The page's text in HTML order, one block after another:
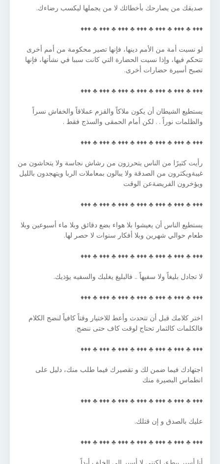
صديقك من يصارحك بأخطائك لا من يجملها ليكسب رضاءك.
♦♦♦ ♣ ♦♦♦ ♣ ♦♦♦ ♣ ♦♦♦ ♣ ♦♦♦ ♣ ♦♦♦ ♣ ♦♦♦
لو نسيت أمة من الأمم دينها، فإنها تصير محكومة من أمم أخرى
تتحكم فيها، وإذا نسيت الحضارة التي كانت سببا في نشأتها، فإنها
تصبح أسيرة حضارات أخرى.
♦♦♦ ♣ ♦♦♦ ♣ ♦♦♦ ♣ ♦♦♦ ♣ ♦♦♦ ♣ ♦♦♦ ♣ ♦♦♦
يستطيع الشيطان أن يكون ملاكاً والقزم عملاقاً والخفاش نسراً
والظلمات نوراً . . لكن أمام الحمقى والسذج فقط .
♦♦♦ ♣ ♦♦♦ ♣ ♦♦♦ ♣ ♦♦♦ ♣ ♦♦♦ ♣ ♦♦♦ ♣ ♦♦♦
رأيت كثيرًا من الناس يتحرزون من رشاش نجاسة ولا يتحاشون من
غيبةويكثرون من الصدقة ولا يبالون بمعاملات الربا ويتهجدون بالليل
ويؤخرون الفريضةعن الوقت
♦♦♦ ♣ ♦♦♦ ♣ ♦♦♦ ♣ ♦♦♦ ♣ ♦♦♦ ♣ ♦♦♦ ♣ ♦♦♦
يستطيع الناس أن يعيشوا بلا هواء بضع دقائق وبلا ماء أسبوعين وبلا
طعام حوالي شهرين وبلا أفكار سنوات لا حصر لها.
♦♦♦ ♣ ♦♦♦ ♣ ♦♦♦ ♣ ♦♦♦ ♣ ♦♦♦ ♣ ♦♦♦ ♣ ♦♦♦
لا تجادل بليغاً ولا سفيهاً .. فالبليغ يغلبك والسفيه يؤذيك.
♦♦♦ ♣ ♦♦♦ ♣ ♦♦♦ ♣ ♦♦♦ ♣ ♦♦♦ ♣ ♦♦♦ ♣ ♦♦♦
اختر كلامك قبل أن تتحدث وأعط للاختيار وقتاً كافياً لنضج الكلام
فالكلمات كالثمار تحتاج لوقت كاف حتى ننضج.
♦♦♦ ♣ ♦♦♦ ♣ ♦♦♦ ♣ ♦♦♦ ♣ ♦♦♦ ♣ ♦♦♦ ♣ ♦♦♦
اجتهادك فيما ضمن لك و تقصيرك فيما طلب منك، دليل على
انطماس البصيرة منك
♦♦♦ ♣ ♦♦♦ ♣ ♦♦♦ ♣ ♦♦♦ ♣ ♦♦♦ ♣ ♦♦♦ ♣ ♦♦♦
عليك بالصدق و إن قتلك.
♦♦♦ ♣ ♦♦♦ ♣ ♦♦♦ ♣ ♦♦♦ ♣ ♦♦♦ ♣ ♦♦♦ ♣ ♦♦♦